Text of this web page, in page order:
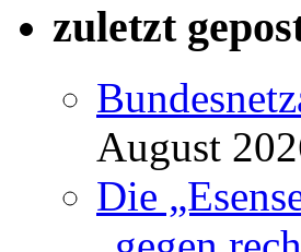
zuletzt
August
Die